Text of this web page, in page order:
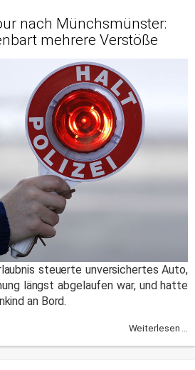
nach Münchsmünster:
mehrere Verstöße
steuerte unversichertes Auto,
längst abgelaufen war, und hatte
an Bord.
Weiterlesen ...